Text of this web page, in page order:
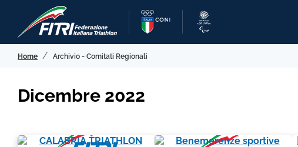
Home Archivio - Comitati Regionali
Dicembre 2022